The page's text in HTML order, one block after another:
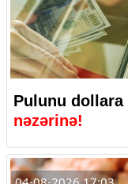
Pulunu
nəzərinə!